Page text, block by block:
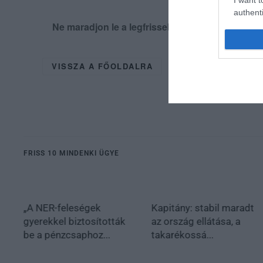
Ne maradjon le a legfrissebb hírekről,
VISSZA A FŐOLDALRA
FRISS 10 MINDENKI ÜGYE
„A NER-feleségek
gyerekkel biztosították
be a pénzcsaphoz...
Kapitány: stabil maradt
az ország ellátása, a
takarékossá...